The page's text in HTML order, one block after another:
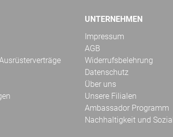
UNTERNEHMEN
Impressum
AGB
Widerrufsbelehrung
Datenschutz
Über uns
Unsere Filialen
Ambassador Programm
Nachhaltigkeit und